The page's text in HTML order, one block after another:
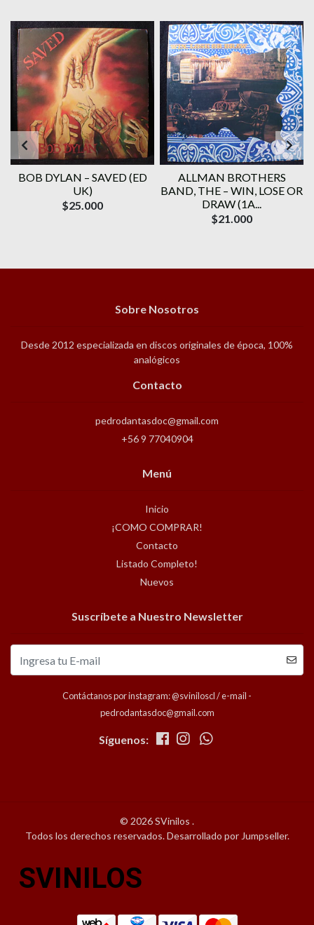
BOB DYLAN ‎– SAVED (ED
UK)
$25.000
ALLMAN BROTHERS
BAND, THE ‎– WIN, LOSE OR
DRAW (1A...
$21.000
Sobre Nosotros
Desde 2012 especializada en discos originales de época, 100%
analógicos
Contacto
pedrodantasdoc@gmail.com
+56 9 77040904
Menú
Inicio
¡COMO COMPRAR!
Contacto
Listado Completo!
Nuevos
Suscríbete a Nuestro Newsletter
Contáctanos por instagram: @sviniloscl / e-mail -
pedrodantasdoc@gmail.com
Síguenos:
© 2026 SVinilos .
Todos los derechos reservados.Desarrollado por Jumpseller.
SVINILOS